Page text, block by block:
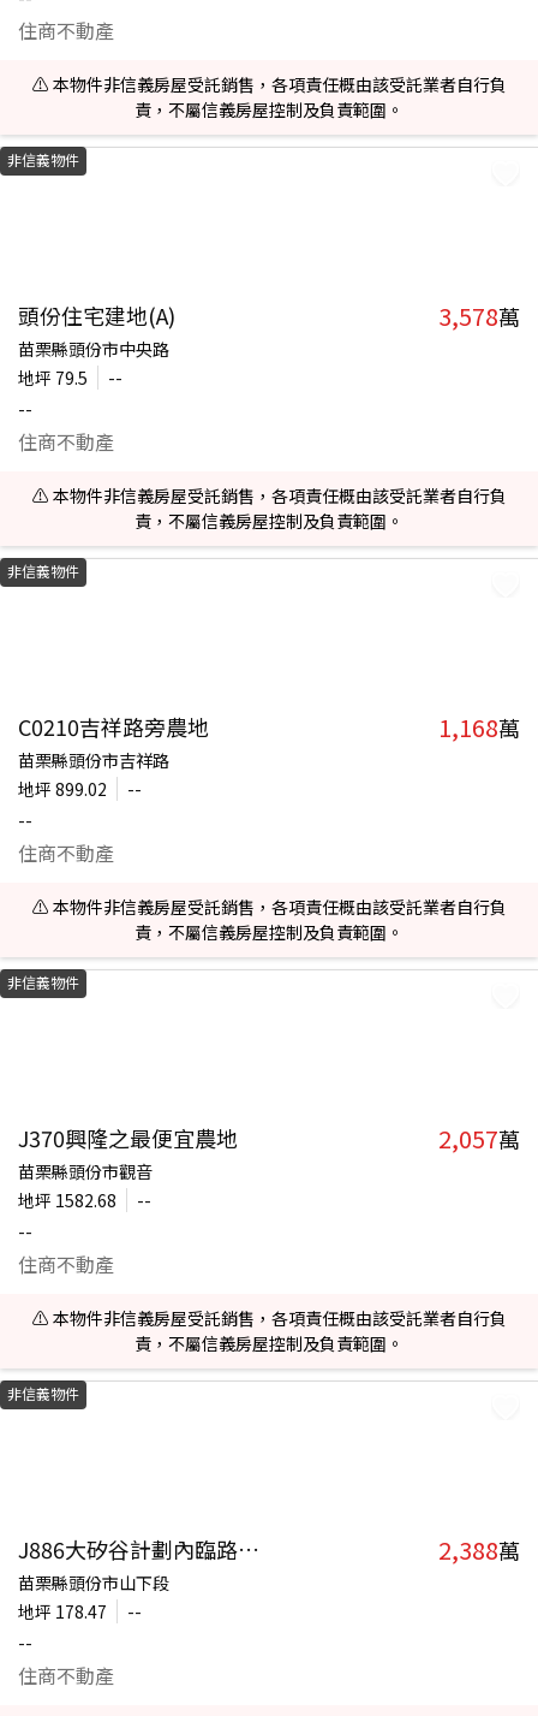
住商不動產
⚠️ 本物件非信義房屋受託銷售，各項責任概由該受託業者自行負
責，不屬信義房屋控制及負責範圍。
非信義物件
頭份住宅建地(A) 3,578萬
苗栗縣頭份市中央路
地坪 79.5
--
--
住商不動產
⚠️ 本物件非信義房屋受託銷售，各項責任概由該受託業者自行負
責，不屬信義房屋控制及負責範圍。
非信義物件
C0210吉祥路旁農地 1,168萬
苗栗縣頭份市吉祥路
地坪 899.02
--
--
住商不動產
⚠️ 本物件非信義房屋受託銷售，各項責任概由該受託業者自行負
責，不屬信義房屋控制及負責範圍。
非信義物件
J370興隆之最便宜農地 2,057萬
苗栗縣頭份市觀音
地坪 1582.68
--
--
住商不動產
⚠️ 本物件非信義房屋受託銷售，各項責任概由該受託業者自行負
責，不屬信義房屋控制及負責範圍。
非信義物件
J886大矽谷計劃內臨路農地 2,388萬
苗栗縣頭份市山下段
地坪 178.47
--
--
住商不動產